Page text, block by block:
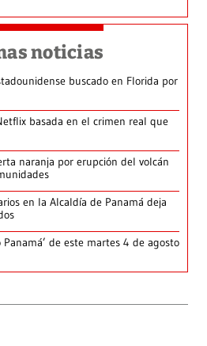
noticias
buscado en Florida por
basada en el crimen real que
naranja por erupción del volcán
en la Alcaldía de Panamá deja
Panamá’ de este martes 4 de agosto